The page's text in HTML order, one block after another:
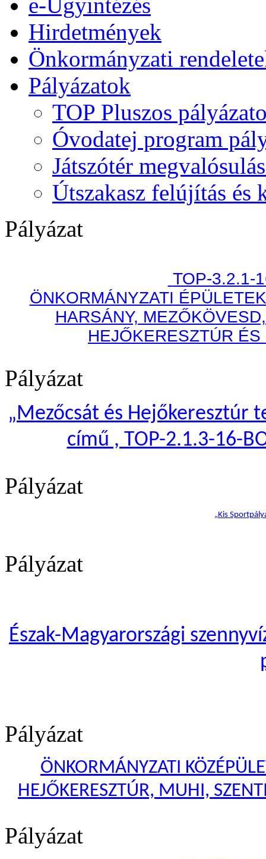
Hirdetmények
Önkormányzati
Pályázatok
TOP Pluszos
Óvodatej program
Játszótér
Útszakasz felújítás és
Pályázat
TOP-3.2.1-
ÖNKORMÁNYZATI
HARSÁNY,
HEJŐKERESZTÚR
Pályázat
„Mezőcsát és Hejőkeresztúr
című , TOP-2.1.3-16-
Pályázat
„Kis
Pályázat
Észak-Magyarországi
Pályázat
ÖNKORMÁNYZATI
HEJŐKERESZTÚR, MUHI,
Pályázat